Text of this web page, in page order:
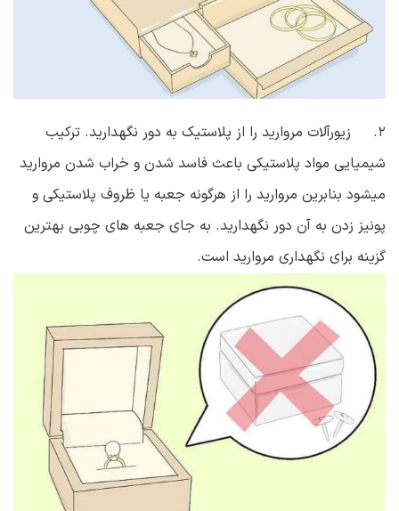
۲. زیورآلات مروارید را از پلاستیک به دور نگهدارید. ترکیب
شیمیایی مواد پلاستیکی باعث فاسد شدن و خراب شدن مروارید
میشود بنابرین مروارید را از هرگونه جعبه یا ظروف پلاستیکی و
پونیز زدن به آن دور نگهدارید. به جای جعبه های چوبی بهترین
گزینه برای نگهداری مروارید است.